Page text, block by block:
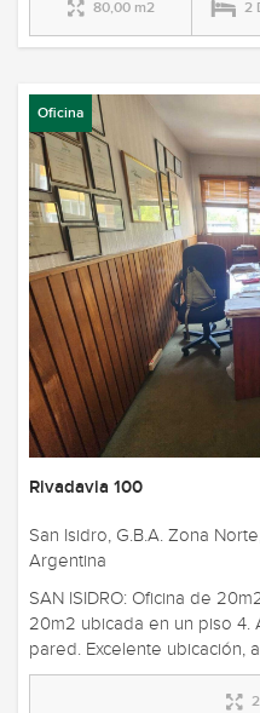
80,00 m2 2
Oficina
Rivadavia 100
San Isidro, G.B.A. Zona
Argentina
SAN ISIDRO: Oficina de
20m2 ubicada en un piso 4.
pared. Excelente ubicación,